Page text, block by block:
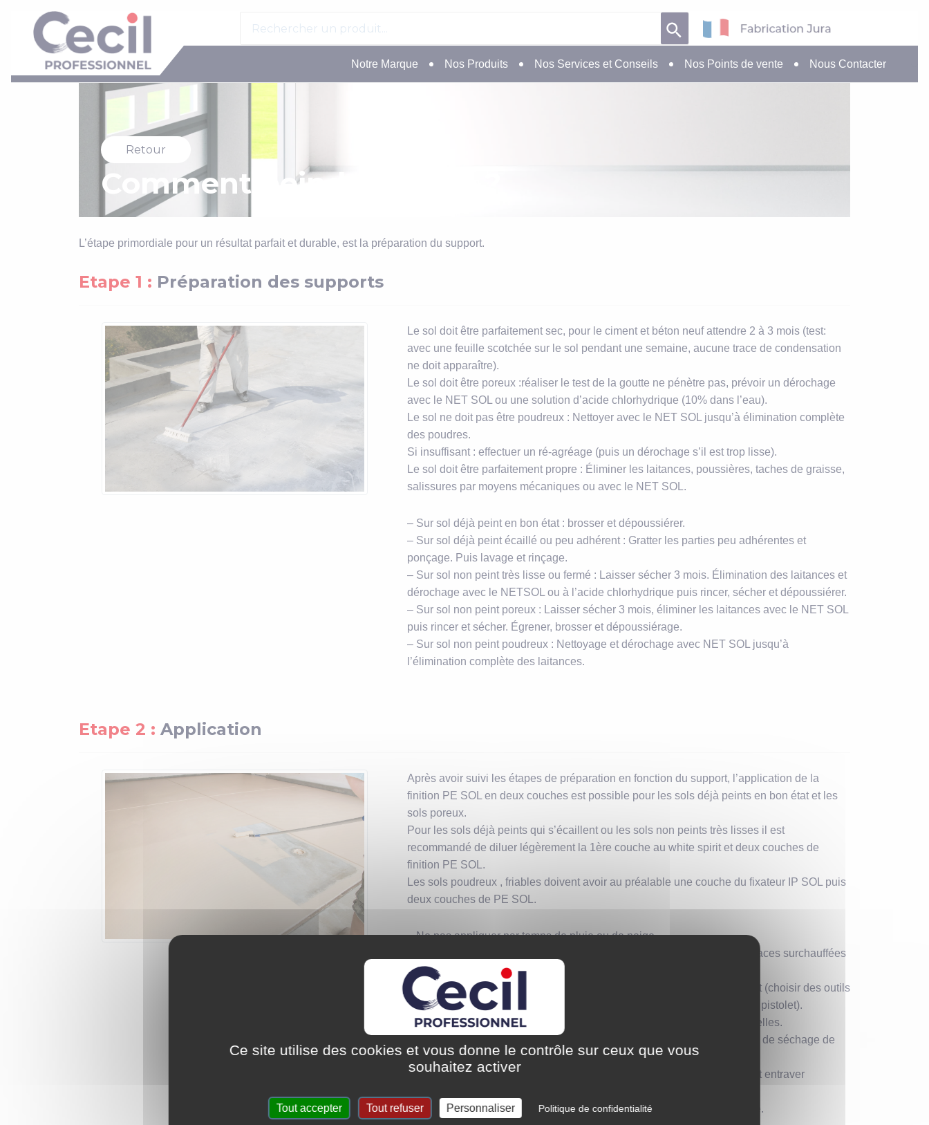
contenu
Search
for:
Notre Marque
Nos Produits Nos Services et Conseils Nos Points de vente Nous Contacter
Retour
Comment peindre un sol ?
L’étape primordiale pour un résultat parfait et durable, est la préparation du support.
Etape 1 : Préparation des supports
Le sol doit être parfaitement sec, pour le ciment et béton neuf attendre 2 à 3 mois (test:
avec une feuille scotchée sur le sol pendant une semaine, aucune trace de condensation
ne doit apparaître).
Le sol doit être poreux :réaliser le test de la goutte ne pénètre pas, prévoir un dérochage
avec le NET SOL ou une solution d’acide chlorhydrique (10% dans l’eau).
Le sol ne doit pas être poudreux : Nettoyer avec le NET SOL jusqu’à élimination complète
des poudres.
Si insuffisant : effectuer un ré-agréage (puis un dérochage s’il est trop lisse).
Le sol doit être parfaitement propre : Éliminer les laitances, poussières, taches de graisse,
salissures par moyens mécaniques ou avec le NET SOL.
– Sur sol déjà peint en bon état : brosser et dépoussiérer.
– Sur sol déjà peint écaillé ou peu adhérent : Gratter les parties peu adhérentes et
ponçage. Puis lavage et rinçage.
– Sur sol non peint très lisse ou fermé : Laisser sécher 3 mois. Élimination des laitances et
dérochage avec le NETSOL ou à l’acide chlorhydrique puis rincer, sécher et dépoussiérer.
– Sur sol non peint poreux : Laisser sécher 3 mois, éliminer les laitances avec le NET SOL
puis rincer et sécher. Égrener, brosser et dépoussiérage.
– Sur sol non peint poudreux : Nettoyage et dérochage avec NET SOL jusqu’à
l’élimination complète des laitances.
Etape 2 : Application
Après avoir suivi les étapes de préparation en fonction du support, l’application de la
finition PE SOL en deux couches est possible pour les sols déjà peints en bon état et les
sols poreux.
Pour les sols déjà peints qui s’écaillent ou les sols non peints très lisses il est
recommandé de diluer légèrement la 1ère couche au white spirit et deux couches de
finition PE SOL.
Les sols poudreux , friables doivent avoir au préalable une couche du fixateur IP SOL puis
deux couches de PE SOL.
– Ne pas appliquer par temps de pluie ou de neige.
– Ne pas appliquer à des températures inférieures à 5°C ou sur des surfaces surchauffées
en plein été.
– L’application se fait à l’aide d’un pinceau, d’une brosse ou d’un pistolet (choisir des outils
spéciaux acryliques et diluer de 5 à 10% avec de l’eau pour passage en pistolet).
– Dans une même référence de produit, les teintes sont miscibles entre elles.
– Pour une bonne adhérence entre couche, respecter au mieux le temps de séchage de
6h.
– Un temps de séchage trop long favorise le durcissement du film et peut entraver
– Pour une finition parfaite et une bonne durabilité, égrener entre couche.
Panneau de gestion des cookies
Ce site utilise des cookies et vous donne le contrôle sur ceux que vous
souhaitez activer
Tout accepter Tout refuser Personnaliser Politique de confidentialité